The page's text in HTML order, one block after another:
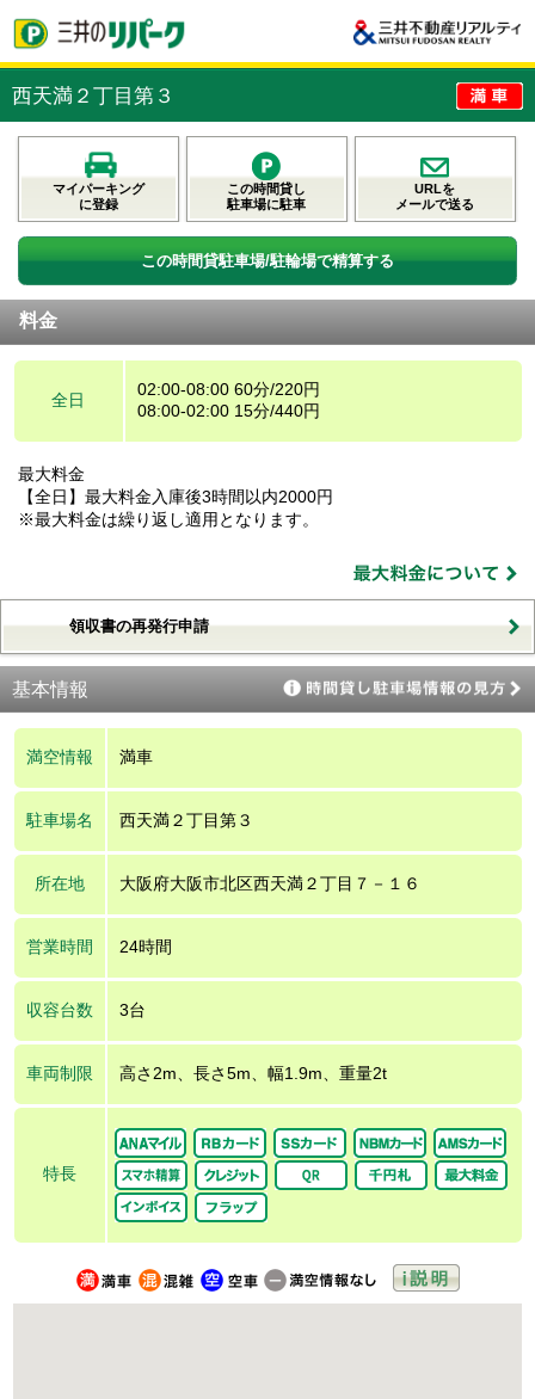
西天満２丁目第３
マイパーキング
に登録
この時間貸し
駐車場に駐車
URLを
メールで送る
この時間貸駐車場/駐輪場で精算する
料金
全日
02:00-08:00 60分/220円
08:00-02:00 15分/440円
最大料金
【全日】最大料金入庫後3時間以内2000円
※最大料金は繰り返し適用となります。
領収書の再発行申請
基本情報
満空情報 満車
駐車場名 西天満２丁目第３
所在地 大阪府大阪市北区西天満２丁目７－１６
営業時間 24時間
収容台数 3台
車両制限 高さ2m、長さ5m、幅1.9m、重量2t
特長